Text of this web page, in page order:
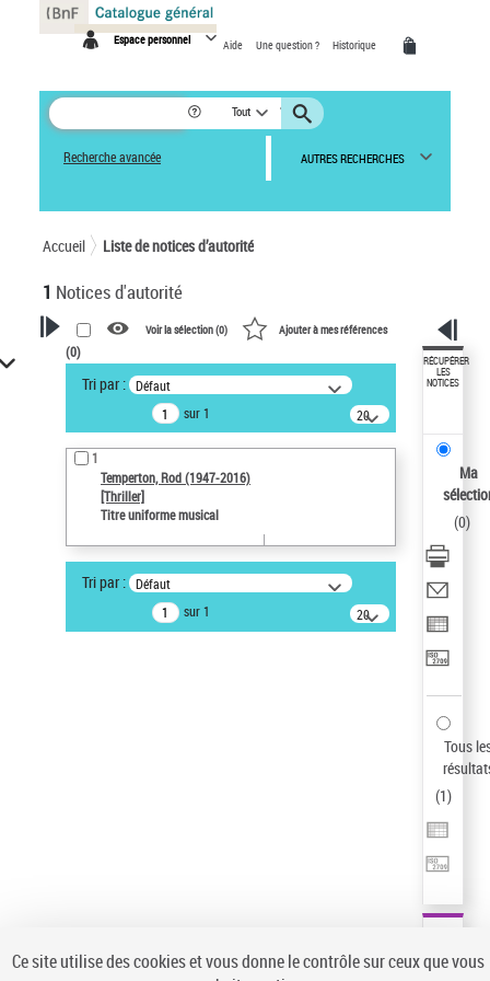
Espace personnel Aide Une question ? Historique
Tout
Recherche avancée AUTRES RECHERCHES
Accueil Liste de notices d’autorité
1 Notices d'autorité
VOTRE RECHERCHE
Recherche avancée dans les
notices d’autorité
Œuvres liées à l'auteur :
Temperton, Rod (1947-2016)
Auteur d’œuvre
Type de notice d'autorité
Voir la sélection (0) Ajouter à mes références
(0)
Tri par : Défaut
sur 1
20
résultats/page
1
Temperton, Rod (1947-2016)
[Thriller]
Titre uniforme musical
Tri par : Défaut
sur 1
20
résultats/page
RÉCUPÉRER
LES
NOTICES
Ma
(0)
Tous
(1)
Panneau de gestion des cookies
Ce site utilise des cookies et vous donne le contrôle sur ceux que vous